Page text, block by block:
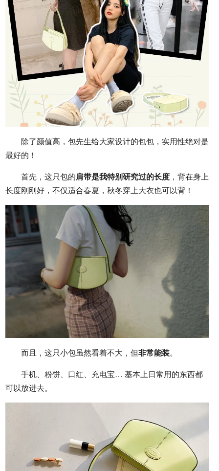
除了颜值高，包先生给大家设计的包包，实用性绝对是
最好的！
首先，这只包的肩带是我特别研究过的长度，背在身上
长度刚刚好，不仅适合春夏，秋冬穿上大衣也可以背！
而且，这只小包虽然看着不大，但非常能装。
手机、粉饼、口红、充电宝… 基本上日常用的东西都
可以放进去。